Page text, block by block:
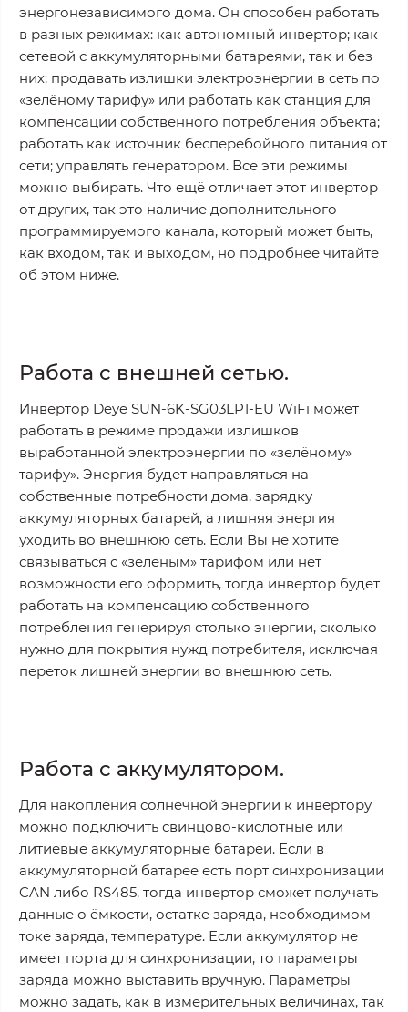
энергонезависимого дома. Он способен работать
в разных режимах: как автономный инвертор; как
сетевой с аккумуляторными батареями, так и без
них; продавать излишки электроэнергии в сеть по
«зелёному тарифу» или работать как станция для
компенсации собственного потребления объекта;
работать как источник бесперебойного питания от
сети; управлять генератором. Все эти режимы
можно выбирать. Что ещё отличает этот инвертор
от других, так это наличие дополнительного
программируемого канала, который может быть,
как входом, так и выходом, но подробнее читайте
об этом ниже.
Работа с внешней сетью.
Инвертор Deye SUN-6K-SG03LP1-EU WiFi может
работать в режиме продажи излишков
выработанной электроэнергии по «зелёному»
тарифу». Энергия будет направляться на
собственные потребности дома, зарядку
аккумуляторных батарей, а лишняя энергия
уходить во внешнюю сеть. Если Вы не хотите
связываться с «зелёным» тарифом или нет
возможности его оформить, тогда инвертор будет
работать на компенсацию собственного
потребления генерируя столько энергии, сколько
нужно для покрытия нужд потребителя, исключая
переток лишней энергии во внешнюю сеть.
Работа с аккумулятором.
Для накопления солнечной энергии к инвертору
можно подключить свинцово-кислотные или
литиевые аккумуляторные батареи. Если в
аккумуляторной батарее есть порт синхронизации
CAN либо RS485, тогда инвертор сможет получать
данные о ёмкости, остатке заряда, необходимом
токе заряда, температуре. Если аккумулятор не
имеет порта для синхронизации, то параметры
заряда можно выставить вручную. Параметры
можно задать, как в измерительных величинах, так